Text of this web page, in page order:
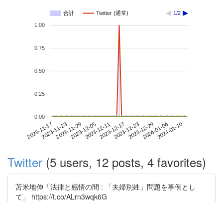
合計 Twitter (通常) 1/2
2023-11-172023-11-232023-11-292023-12-052023-12-112023-12-172023-12-232023-12-292024-01-042024-01-10
0.00
0.25
0.50
0.75
1.00
Twitter (5 users, 12 posts, 4 favorites)
苫米地伸「法律と感情の間 : 「夫婦別姓」問題を事例とし
て」 https://t.co/ALrn3wqk6G